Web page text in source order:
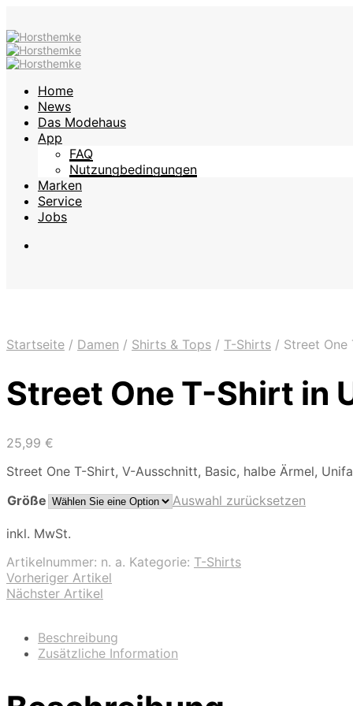
Home
News
Das Modehaus
App
FAQ
Nutzungbedingungen
Marken
Service
Jobs
Startseite / Damen / Shirts & Tops / T-Shirts / Street
Street One T-Shirt in
25,99 €
Street One T-Shirt, V-Ausschnitt, Basic, halbe Ärmel,
Größe
Auswahl zurücksetzen
inkl. MwSt.
Artikelnummer: n. a. Kategorie: T-Shirts
Vorheriger Artikel
Nächster Artikel
Beschreibung
Zusätzliche Information